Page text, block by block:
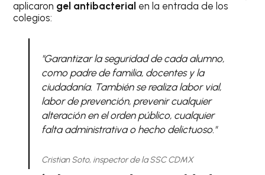
aplicaron gel antibacterial en la entrada de los
colegios:
"Garantizar la seguridad de cada alumno,
como padre de familia, docentes y la
ciudadanía. También se realiza labor vial,
labor de prevención, prevenir cualquier
alteración en el orden público, cualquier
falta administrativa o hecho delictuoso."
Cristian Soto, inspector de la SSC CDMX